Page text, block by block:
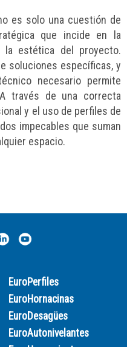
es solo una cuestión de
que incide en la
la estética del proyecto.
soluciones específicas, y
necesario permite
través de una correcta
y el uso de perfiles de
impecables que suman
espacio.
EuroPerfiles
EuroHornacinas
EuroDesagües
EuroAutonivelantes